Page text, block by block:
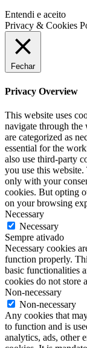
Entendi e aceito
Privacy & Cookies
Fechar
Privacy Overview
This website uses
navigate through the
are categorized as
essential for the
also use third-party
you use this
only with your
cookies. But opting
on your browsing
Necessary
Necessary
Sempre ativado
Necessary cookies
function properly.
basic functionalities
cookies do not store
Non-necessary
Non-necessary
Any cookies that
to function and is
analytics, ads, other